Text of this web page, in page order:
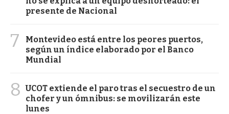
presente de Nacional
7
Montevideo está entre los peores puertos,
según un índice elaborado por el Banco
Mundial
8 UCOT extiende el paro tras el secuestro de un
chofer y un ómnibus: se movilizarán este
lunes